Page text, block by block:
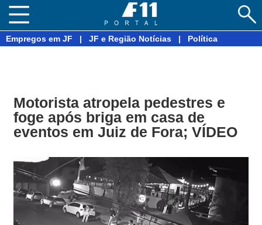
Empregos em JF | JF e Região Notícias | Política
Motorista atropela pedestres e
foge após briga em casa de
eventos em Juiz de Fora; VÍDEO